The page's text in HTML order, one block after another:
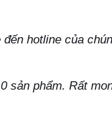
hotline của
sản phẩm. Rất